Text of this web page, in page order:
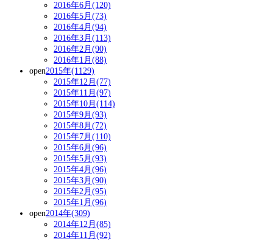
2016年6月(120)
2016年5月(73)
2016年4月(94)
2016年3月(113)
2016年2月(90)
2016年1月(88)
open2015年(1129)
2015年12月(77)
2015年11月(97)
2015年10月(114)
2015年9月(93)
2015年8月(72)
2015年7月(110)
2015年6月(96)
2015年5月(93)
2015年4月(96)
2015年3月(90)
2015年2月(95)
2015年1月(96)
open2014年(309)
2014年12月(85)
2014年11月(92)